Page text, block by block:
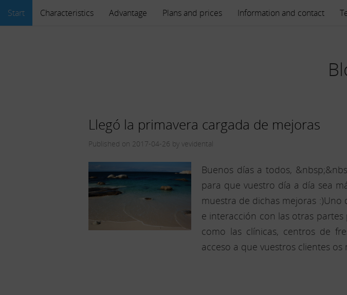
Start Characteristics Advantage Plans and prices Information and contact
Llegó la primavera cargada de mejoras
Published on 2017-04-26 by vevidental
Buenos días a todos,
para que vuestro día a día sea
muestra de dichas mejoras :)Uno
e interacción con las otras
como las clínicas, centros de
acceso a que vuestros clientes os